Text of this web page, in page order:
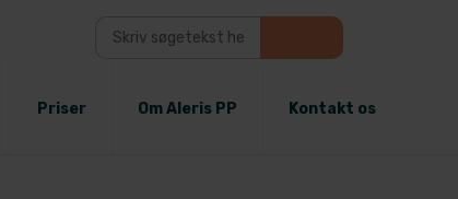
Priser Om Aleris PP Kontakt os